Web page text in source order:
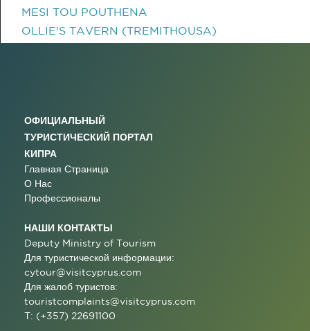
MESI TOU POUTHENA
OLLIE'S TAVERN (TREMITHOUSA)
ОФИЦИАЛЬНЫЙ
ТУРИСТИЧЕСКИЙ ПОРТАЛ
КИПРА
Главная Страница
О Нас
Профессионалы
НАШИ КОНТАКТЫ
Deputy Ministry of Tourism
Для туристической информации:
cytour@visitcyprus.com
Для жалоб туристов:
touristcomplaints@visitcyprus.com
T: (+357) 22691100